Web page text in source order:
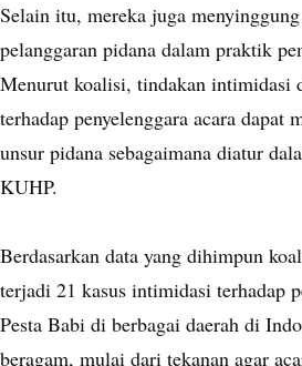
Selain itu, mereka juga
pelanggaran pidana dalam praktik
Menurut koalisi, tindakan intimidasi
terhadap penyelenggara acara dapat
unsur pidana sebagaimana diatur
KUHP.
Berdasarkan data yang dihimpun
terjadi 21 kasus intimidasi terhadap
Pesta Babi di berbagai daerah di
beragam, mulai dari tekanan agar